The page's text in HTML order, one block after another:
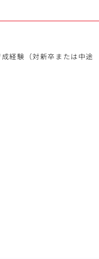
経験（対新卒または中途